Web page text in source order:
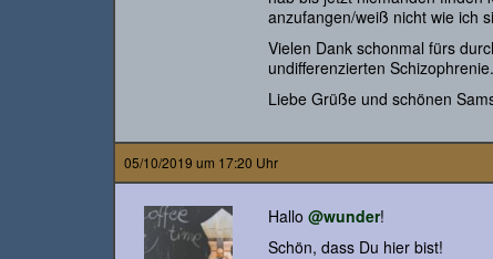
anzufangen/weiß nicht wie ich
Vielen Dank schonmal fürs
undifferenzierten Schizophrenie.
Liebe Grüße und schönen
05/10/2019 um 17:20 Uhr
Hallo @wunder!
Schön, dass Du hier bist!